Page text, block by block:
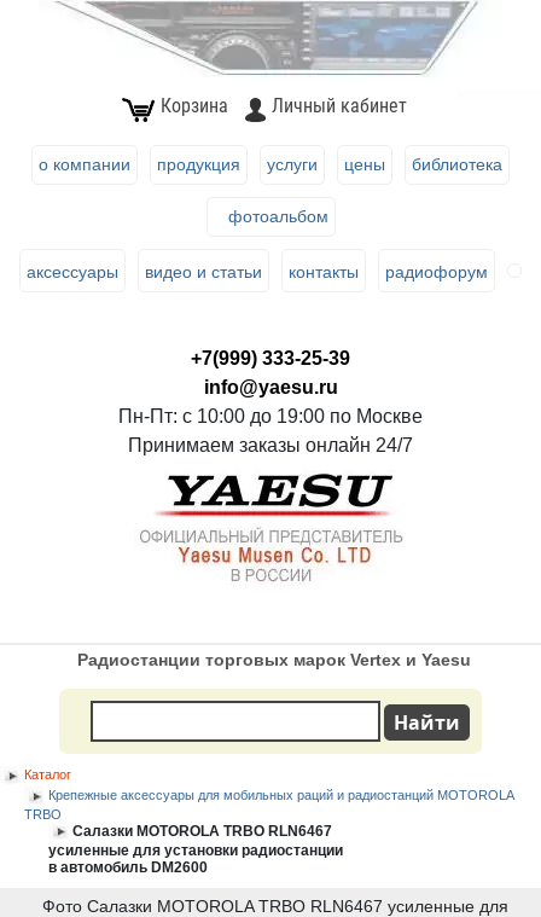
Корзина Личный кабинет
о компании продукция услуги цены библиотека
фотоальбом
аксессуары видео и статьи контакты радиофорум
+7(999) 333-25-39
info@yaesu.ru
Пн-Пт: с 10:00 до 19:00 по Москве
Принимаем заказы онлайн 24/7
Радиостанции торговых марок Vertex и Yaesu
Каталог
Крепежные аксессуары для мобильных раций и радиостанций MOTOROLA
TRBO
Салазки MOTOROLA TRBO RLN6467
усиленные для установки радиостанции
в автомобиль DM2600
Фото Салазки MOTOROLA TRBO RLN6467 усиленные для